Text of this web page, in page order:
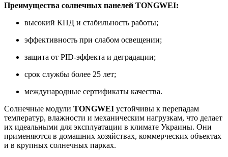
Преимущества солнечных панелей TONGWEI:
высокий КПД и стабильность работы;
эффективность при слабом освещении;
защита от PID-эффекта и деградации;
срок службы более 25 лет;
международные сертификаты качества.
Солнечные модули TONGWEI устойчивы к перепадам
температур, влажности и механическим нагрузкам, что делает
их идеальными для эксплуатации в климате Украины. Они
применяются в домашних хозяйствах, коммерческих объектах
и в крупных солнечных парках.